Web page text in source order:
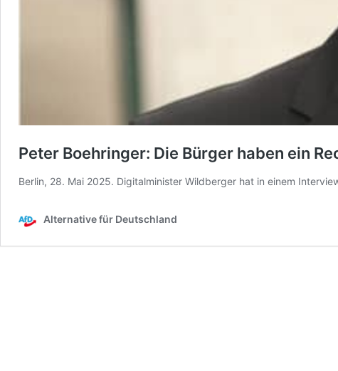
Peter Boehringer: Die Bürger haben ein
Berlin, 28. Mai 2025. Digitalminister Wildberger hat in einem
Alternative für Deutschland